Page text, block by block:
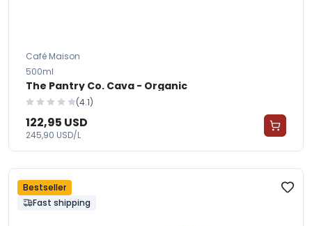
Café Maison
500ml
The Pantry Co. Cava - Organic
(4.1)
122,95 USD
245,90 USD/L
Bestseller
Fast shipping